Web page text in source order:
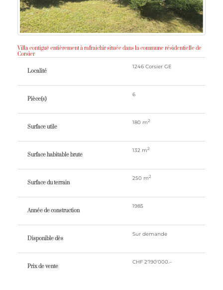
Villa contiguë entièrement à rafraichir située dans la commune résidentielle de
Corsier
Localité
1246 Corsier GE
Pièce(s)
6
Surface utile
180 m2
Surface habitable brute
132 m2
Surface du terrain
250 m2
Année de construction
1985
Disponible dès
Sur demande
Prix ​​de vente
CHF 2'190'000.–